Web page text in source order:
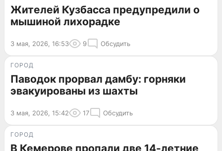
Жителей Кузбасса предупредили о
мышиной лихорадке
3 мая, 2026, 16:53 9 Обсудить
ГОРОД
Паводок прорвал дамбу: горняки
эвакуированы из шахты
3 мая, 2026, 15:42 17 Обсудить
ГОРОД
В Кемерове пропали две 14-летние